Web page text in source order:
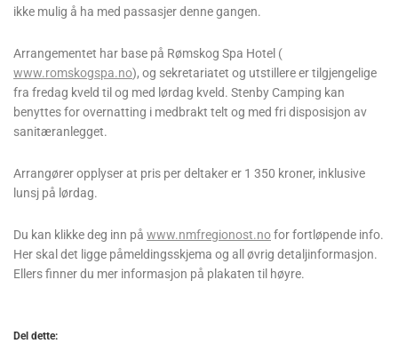
ikke mulig å ha med passasjer denne gangen.
Arrangementet har base på Rømskog Spa Hotel (
www.romskogspa.no), og sekretariatet og utstillere er tilgjengelige
fra fredag kveld til og med lørdag kveld. Stenby Camping kan
benyttes for overnatting i medbrakt telt og med fri disposisjon av
sanitæranlegget.
Arrangører opplyser at pris per deltaker er 1 350 kroner, inklusive
lunsj på lørdag.
Du kan klikke deg inn på www.nmfregionost.nofor fortløpende info.
Her skal det ligge påmeldingsskjema og all øvrig detaljinformasjon.
Ellers finner du mer informasjon på plakaten til høyre.
Del dette: